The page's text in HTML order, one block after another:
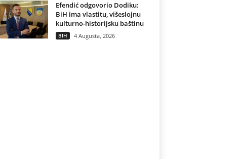
Efendić odgovorio Dodiku:
BiH ima vlastitu, višeslojnu
kulturno-historijsku baštinu
BIH 4 Augusta, 2026